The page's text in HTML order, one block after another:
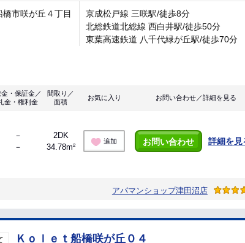
橋市咲が丘４丁目
京成松戸線 三咲駅/徒歩8分
北総鉄道北総線 西白井駅/徒歩50分
東葉高速鉄道 八千代緑が丘駅/徒歩70分
金・保証金／
金・権利金
間取り／
面積
お気に入り お問い合わせ／詳細を見る
－
－
2DK
34.78m²
追加 お問い合わせ 詳細を見
アパマンショップ津田沼店
Ｋｏｌｅｔ船橋咲が丘０４